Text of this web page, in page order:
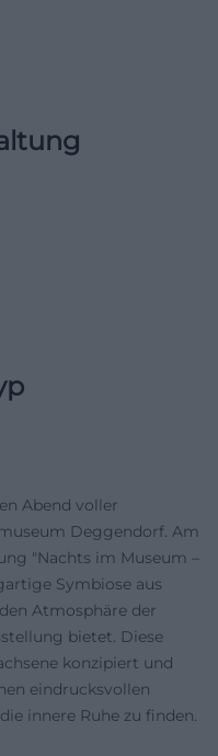
Abend voller
Deggendorf. Am
"Nachts im Museum –
Symbiose aus
Atmosphäre der
bietet. Diese
konzipiert und
eindrucksvollen
innere Ruhe zu finden.